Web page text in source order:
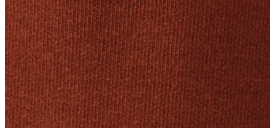
Öne Çıkanlar
Yeni Sezon
Kadın Jean
Kadın Jean
Pantolon
Ceket
Gömlek
Elbise
Etek
Erkek Jean
Erkek Jean